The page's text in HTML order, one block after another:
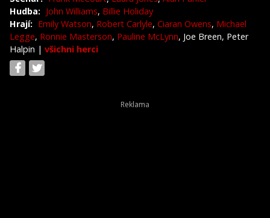
Hudba: John Williams, Billie Holiday
Hrají: Emily Watson, Robert Carlyle, Ciaran Owens, Michael
Legge, Ronnie Masterson, Pauline McLynn, Joe Breen, Peter
Halpin | všichni herci